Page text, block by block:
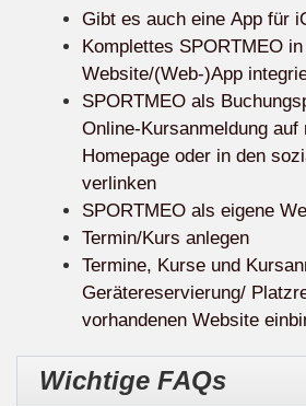
Gibt es auch eine App für
Komplettes SPORTMEO
Website/(Web-)App
SPORTMEO als
Online-Kursanmeldung auf
Homepage oder in den
verlinken
SPORTMEO als eigene
Termin/Kurs anlegen
Termine, Kurse und
Gerätereservierung/
vorhandenen Website
Wichtige FAQs